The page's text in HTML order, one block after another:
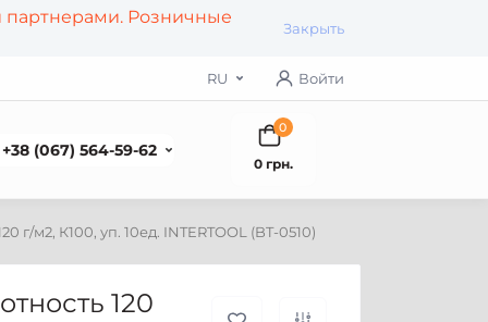
партнерами. Розничные
Закрыть
RU Войти
+38 (067) 564-59-62
0
0 грн.
г/м2, К100, уп. 10ед. INTERTOOL (BT-0510)
120